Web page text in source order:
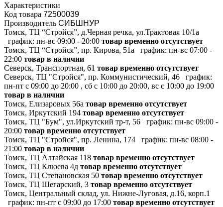
Характеристики
Код товара 72500039
Производитель СИБШНУР
Томск, ТЦ “Стройся”, д.Черная речка, ул.Трактовая 10/1а
график: пн-вс 09:00 - 20:00 товар временно отсутствует
Томск, ТЦ “Стройся”, пр. Кирова, 51а
график: пн-вс 07:00 -
22:00 товар в наличии
Северск, Транспортная, 61 товар временно отсутствует
Северск, ТЦ "Стройся", пр. Коммунистический, 46
график:
пн-пт с 09:00 до 20:00 , сб с 10:00 до 20:00, вс с 10:00 до 19:00
товар в наличии
Томск, Елизаровых 56а товар временно отсутствует
Томск, Иркутский 194 товар временно отсутствует
Томск, ТЦ "Бум", ул.Иркутский тр-т, 56
график: пн-вс 09:00 -
20:00 товар временно отсутствует
Томск, ТЦ "Стройся", пр. Ленина, 174
график: пн-вс 08:00 -
21:00 товар в наличии
Томск, ТЦ Алтайская 118 товар временно отсутствует
Томск, ТЦ Клюева 4д товар временно отсутствует
Томск, ТЦ Степановская 50 товар временно отсутствует
Томск, ТЦ Шегарский, 3 товар временно отсутствует
Томск, Центральный склад, ул. Нижне-Луговая, д.16, корп.1
график: пн-пт с 09:00 до 17:00 товар временно отсутствует